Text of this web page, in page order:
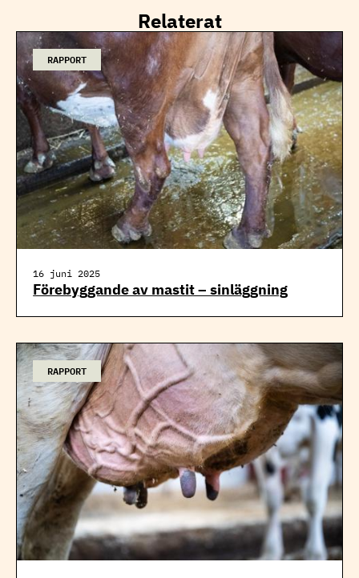
Relaterat
RAPPORT
16 juni 2025
Förebyggande av mastit – sinläggning
RAPPORT